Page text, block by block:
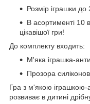
Розмір іграшки до
В асортименті 10
цікавішої гри!
До комплекту входить:
М'яка іграшка-
Прозора
Гра з м'якою
розвиває в дитині